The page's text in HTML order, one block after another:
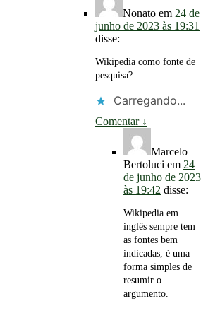
Nonato em 24 de
junho de 2023 às 19:31
disse:
Wikipedia como fonte de
pesquisa?
Carregando...
Comentar ↓
Marcelo
Bertoluci em 24
de junho de 2023
às 19:42 disse:
Wikipedia em
inglês sempre tem
as fontes bem
indicadas, é uma
forma simples de
resumir o
argumento.